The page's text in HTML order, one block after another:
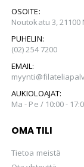
OSOITE:
Noutokatu 3, 21100
PUHELIN:
(02) 254 7200
EMAIL:
AUKIOLOAJAT:
Ma - Pe / 10:00 -
OMA TILI
Tietoa meistä